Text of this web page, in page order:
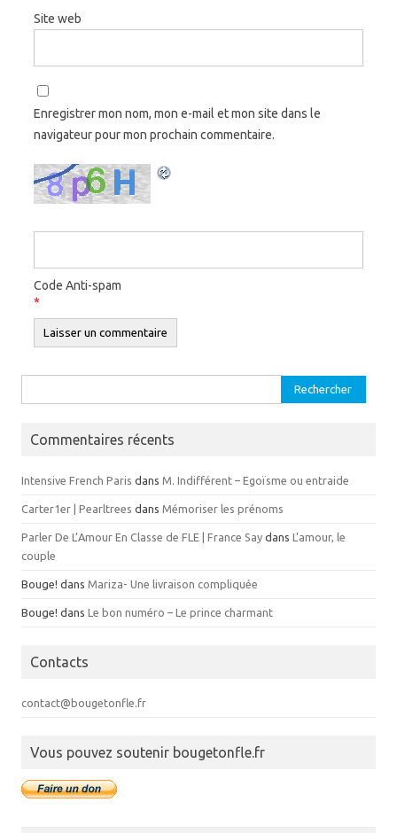
Site web
Enregistrer mon nom, mon e-mail et mon site dans le
navigateur pour mon prochain commentaire.
Code Anti-spam
*
Commentaires récents
Intensive French Paris dans M. Indifférent – Egoïsme ou entraide
Carter1er | Pearltrees dans Mémoriser les prénoms
Parler De L’Amour En Classe de FLE | France Say dans L’amour, le
couple
Bouge! dans Mariza- Une livraison compliquée
Bouge! dans Le bon numéro – Le prince charmant
Contacts
contact@bougetonfle.fr
Vous pouvez soutenir bougetonfle.fr